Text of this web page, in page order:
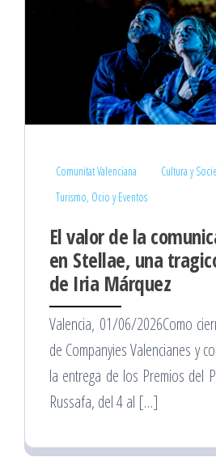
Comunitat Valenciana
Cultura y
Turismo, Ocio y Eventos
El valor de la
en Stellae, una
de Iria Márquez
Valencia, 01/06/2026Como
de Companyies Valencianes y
la entrega de los Premios del
Russafa, del 4 al […]